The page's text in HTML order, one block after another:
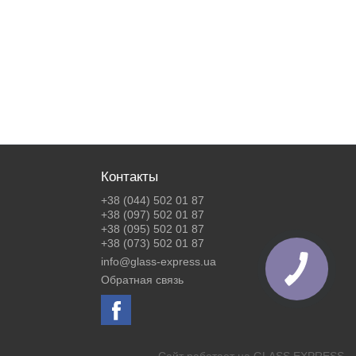
Контакты
+38 (044) 502 01 87
+38 (097) 502 01 87
+38 (095) 502 01 87
+38 (073) 502 01 87
info@glass-express.ua
Обратная связь